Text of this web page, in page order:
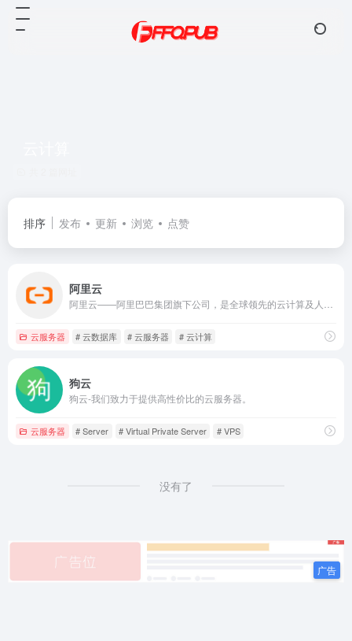
排序 发布 更新 浏览 点赞
阿里云
云服务器 # 云数据库 # 云服务器 # 云计算
狗云
狗云-我们致力于提供高性价比的云服务器。
云服务器 # Server # Virtual Private Server # VPS
没有了